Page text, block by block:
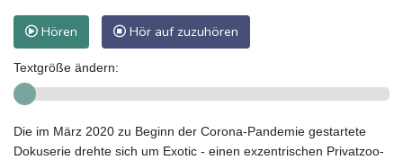
Hören Hör auf zuzuhören
Textgröße ändern:
Die im März 2020 zu Beginn der Corona-Pandemie gestartete
Dokuserie drehte sich um Exotic - einen exzentrischen Privatzoo-